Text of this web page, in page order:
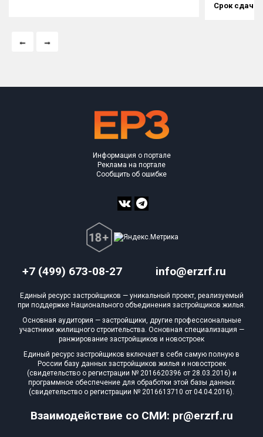
Срок сдачи:
+7 (499) 673-08-27 info@erzrf.ru
Взаимодействие со СМИ: pr@erzrf.ru
Информация о портале
Реклама на портале
Сообщить об ошибке
Единый ресурс застройщиков — уникальный проект, реализуемый
при поддержке Национального объединения застройщиков жилья.
Основная аудитория — застройщики, другие профессиональные
участники жилищного строительства. Основная специализация —
ранжирование застройщиков и новостроек
Единый ресурс застройщиков включает в себя самую полную в
России базу данных застройщиков жилья и новостроек
(свидетельство о регистрации № 2016620396 от 28.03.2016) и
программное обеспечение для обработки этой базы данных
(свидетельство о регистрации № 2016613710 от 04.04.2016).